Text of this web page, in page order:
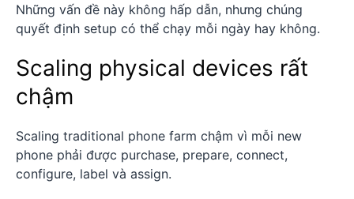
Những vấn đề này không hấp dẫn, nhưng chúng
quyết định setup có thể chạy mỗi ngày hay không.
Scaling physical devices rất
chậm
Scaling traditional phone farm chậm vì mỗi new
phone phải được purchase, prepare, connect,
configure, label và assign.